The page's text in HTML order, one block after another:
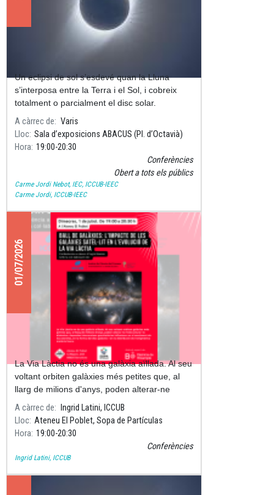
CONFERÈNCIA “L’eclipsi del segle”
Un eclipsi de sol s’esdevé quan la Lluna
s’interposa entre la Terra i el Sol, i cobreix
totalment o parcialment el disc solar.
A càrrec de
Varis
Lloc Sala d’exposicions ABACUS (Pl. d’Octavià)
Hora 19:00 20:30
Conferències
Obert a tots els públics
Carme Jordi Nebot, IEC, ICCUB-IEEC
Carme Jordi, ICCUB-IEEC
01/07/2026
Ball de galàxies: l'impacte de les
galàxies satèl·lit en l'evolució de la
Via Làctia
La Via Làctia no és una galàxia aïllada. Al seu
voltant orbiten galàxies més petites que, al
llarg de milions d'anys, poden alterar-ne
l'estructura i la dinàmica.
A càrrec de
Ingrid Latini, ICCUB
Lloc Ateneu El Poblet, Sopa de Partículas
Hora 19:00 20:30
Conferències
Ingrid Latini, ICCUB